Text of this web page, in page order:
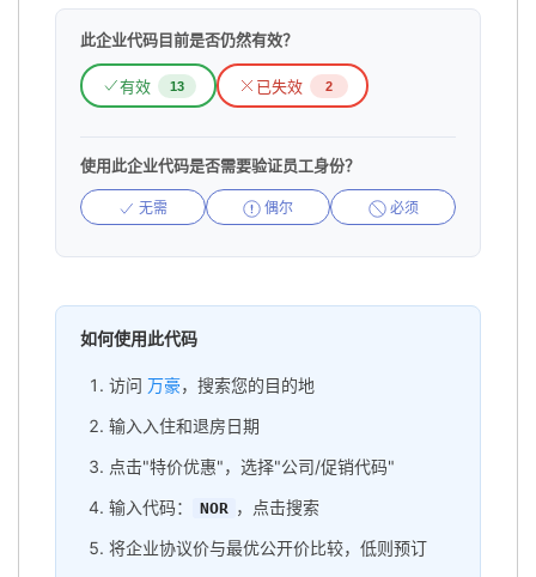
此企业代码目前是否仍然有效？
有效 13 已失效 2
使用此企业代码是否需要验证员工身份？
无需 偶尔 必须
如何使用此代码
访问 万豪，搜索您的目的地
输入入住和退房日期
点击"特价优惠"，选择"公司/促销代码"
输入代码：
NOR ，点击搜索
将企业协议价与最优公开价比较，低则预订